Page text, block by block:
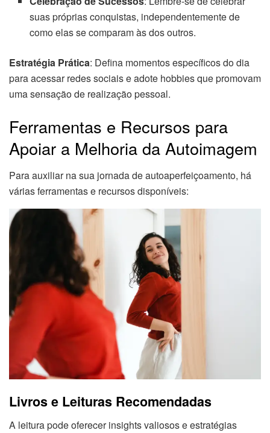
suas próprias conquistas, independentemente de
como elas se comparam às dos outros.
Estratégia Prática: Defina momentos específicos do dia
para acessar redes sociais e adote hobbies que promovam
uma sensação de realização pessoal.
Ferramentas e Recursos para
Apoiar a Melhoria da Autoimagem
Para auxiliar na sua jornada de autoaperfeiçoamento, há
várias ferramentas e recursos disponíveis:
Livros e Leituras Recomendadas
A leitura pode oferecer insights valiosos e estratégias